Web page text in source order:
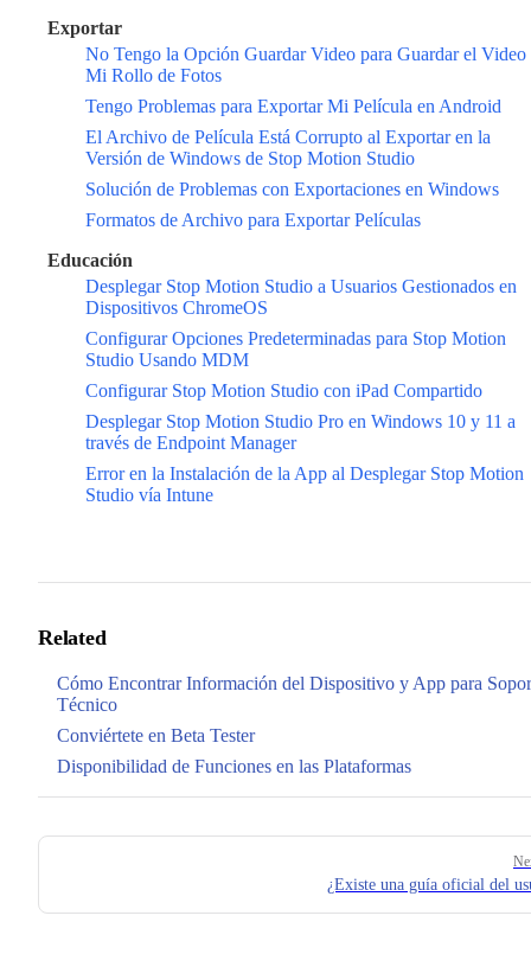
Exportar
No Tengo la Opción Guardar Video para Guardar el Video
Mi Rollo de Fotos
Tengo Problemas para Exportar Mi Película en Android
El Archivo de Película Está Corrupto al Exportar en la
Versión de Windows de Stop Motion Studio
Solución de Problemas con Exportaciones en Windows
Formatos de Archivo para Exportar Películas
Educación
Desplegar Stop Motion Studio a Usuarios Gestionados en
Dispositivos ChromeOS
Configurar Opciones Predeterminadas para Stop Motion
Studio Usando MDM
Configurar Stop Motion Studio con iPad Compartido
Desplegar Stop Motion Studio Pro en Windows 10 y 11 a
través de Endpoint Manager
Error en la Instalación de la App al Desplegar Stop Motion
Studio vía Intune
Related
Cómo Encontrar Información del Dispositivo y App para
Técnico
Conviértete en Beta Tester
Disponibilidad de Funciones en las Plataformas
Pager
¿Existe una guía oficial del